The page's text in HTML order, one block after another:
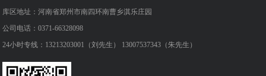
库区地址：河南省郑州市南四环南曹乡淇乐庄园
公司电话：0371-66328098
24小时专线：13213203001（刘先生） 13007537343（朱先生）